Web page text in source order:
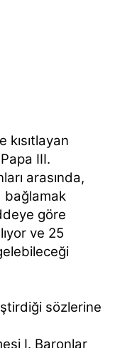
III.
arasında,
bağlamak
göre
ve 25
sözlerine
I. Baronlar